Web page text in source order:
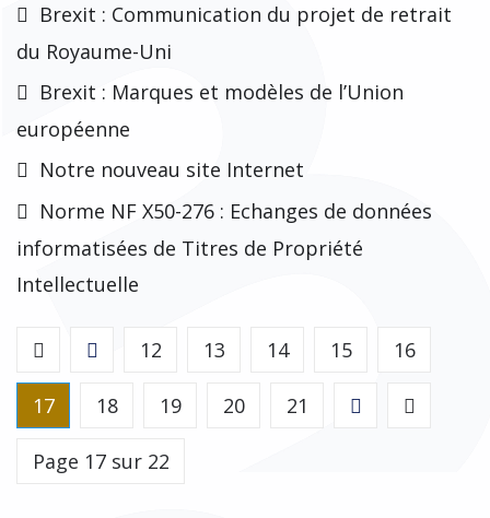
Brexit : Communication du projet de retrait
du Royaume-Uni
Brexit : Marques et modèles de l’Union
européenne
Notre nouveau site Internet
Norme NF X50-276 : Echanges de données
informatisées de Titres de Propriété
Intellectuelle
12 13 14 15 16
17 18 19 20 21
Page 17 sur 22